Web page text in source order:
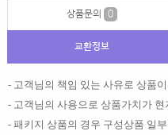
상품문의 0
교환정보
- 고객님의 책임 있는 사유로 상품
- 고객님의 사용으로 상품가치가 현
- 패키지 상품의 경우 구성상품 일